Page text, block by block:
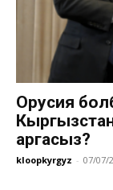
Орусия
Кыргызстан
аргасыз?
kloopkyrgyz - 07/07/